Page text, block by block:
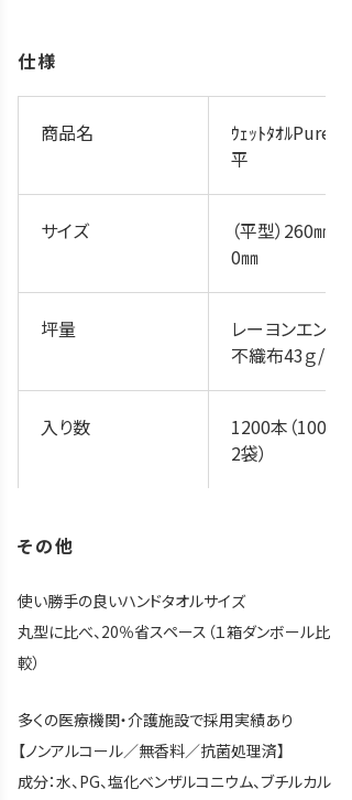
仕様
商品名
ｳｪｯﾄﾀｵﾙPure/標
平
サイズ
（平型）260㎜
0㎜
坪量
レーヨンエンボス
不織布43ｇ/㎡
入り数
1200本（100本
2袋）
その他
使い勝手の良いハンドタオルサイズ
丸型に比べ、20％省スペース（１箱ダンボール比
較）
多くの医療機関・介護施設で採用実績あり
【ノンアルコール／無香料／抗菌処理済】
成分：水、PG、塩化ベンザルコニウム、ブチルカル